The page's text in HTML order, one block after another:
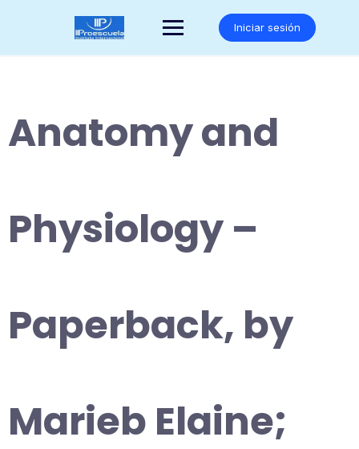
Iniciar sesión
Anatomy and
Physiology –
Paperback, by
Marieb Elaine;